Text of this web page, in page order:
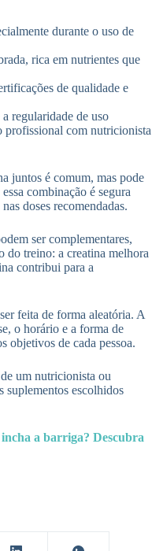
durante o uso de
rica em nutrientes que
de qualidade e
a regularidade de uso
profissional com nutricionista
juntos é comum, mas pode
combinação é segura
doses recomendadas.
ser complementares,
do treino: a creatina melhora
contribui para a
feita de forma aleatória. A
o horário e a forma de
objetivos de cada pessoa.
um nutricionista ou
suplementos escolhidos
a barriga? Descubra